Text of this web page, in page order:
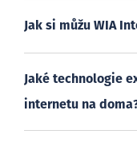
Jak si můžu WIA
Jaké technologie
internetu na